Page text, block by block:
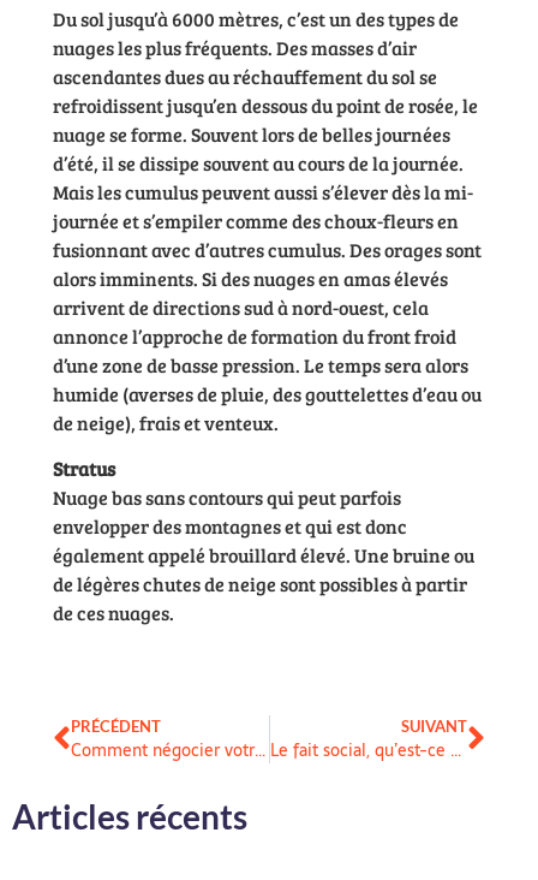
Du sol jusqu’à 6000 mètres, c’est un des types de
nuages les plus fréquents. Des masses d’air
ascendantes dues au réchauffement du sol se
refroidissent jusqu’en dessous du point de rosée, le
nuage se forme. Souvent lors de belles journées
d’été, il se dissipe souvent au cours de la journée.
Mais les cumulus peuvent aussi s’élever dès la mi-
journée et s’empiler comme des choux-fleurs en
fusionnant avec d’autres cumulus. Des orages sont
alors imminents. Si des nuages en amas élevés
arrivent de directions sud à nord-ouest, cela
annonce l’approche de formation du front froid
d’une zone de basse pression. Le temps sera alors
humide (averses de pluie, des gouttelettes d’eau ou
de neige), frais et venteux.
Stratus
Nuage bas sans contours qui peut parfois
envelopper des montagnes et qui est donc
également appelé brouillard élevé. Une bruine ou
de légères chutes de neige sont possibles à partir
de ces nuages.
PRÉCÉDENT
Comment négocier votre assurance automobile ?
SUIVANT
Le fait social, qu’est-ce que c’est et son importance ?
Articles récents